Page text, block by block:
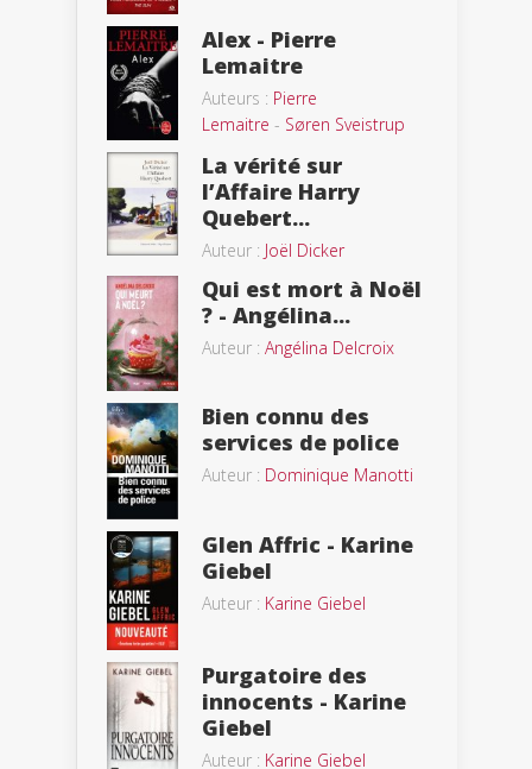
Alex - Pierre
Lemaitre
Auteurs : Pierre
Lemaitre - Søren Sveistrup
La vérité sur
l’Affaire Harry
Quebert...
Auteur : Joël Dicker
Qui est mort à Noël
? - Angélina...
Auteur : Angélina Delcroix
Bien connu des
services de police
Auteur : Dominique Manotti
Glen Affric - Karine
Giebel
Auteur : Karine Giebel
Purgatoire des
innocents - Karine
Giebel
Auteur : Karine Giebel